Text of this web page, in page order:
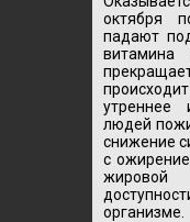
октября
падают
людей
снижение
с
жировой
организме.